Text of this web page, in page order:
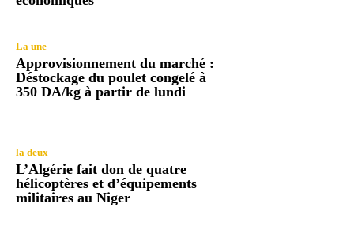
La une
Approvisionnement du marché :
Déstockage du poulet congelé à
350 DA/kg à partir de lundi
la deux
L’Algérie fait don de quatre
hélicoptères et d’équipements
militaires au Niger